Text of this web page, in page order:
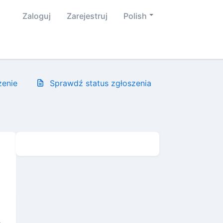
Polish
Zaloguj Zarejestruj
Sprawdź status zgłoszenia